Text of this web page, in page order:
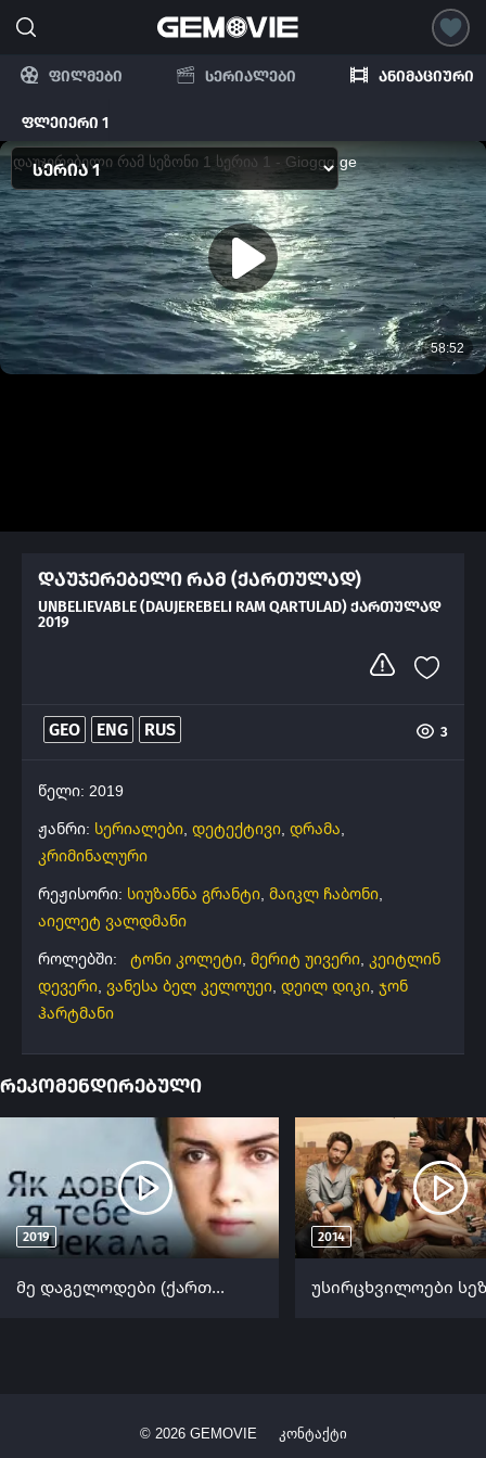
ფილმები სერიალები ანიმაციური
ფლეიერი 1
დაუჯერებელი რამ (ქართულად)
UNBELIEVABLE (DAUJEREBELI RAM QARTULAD) ᲥᲐᲠᲗᲣᲚᲐᲓ
2019
GEO ENG RUS 3
წელი: 2019
ჟანრი: სერიალები, დეტექტივი, დრამა,
კრიმინალური
რეჟისორი: სიუზანნა გრანტი, მაიკლ ჩაბონი,
აიელეტ ვალდმანი
როლებში:
ტონი კოლეტი, მერიტ უივერი, კეიტლინ
დევერი, ვანესა ბელ კელოუეი, დეილ დიკი, ჯონ
ჰარტმანი
რეკომენდირებული
2019
მე დაგელოდები (ქართულად) / Как долго я тебя ждала (Me Dagelodebi Qartulad) ქართულად 2019
2014
© 2026GEMOVIE კონტაქტი